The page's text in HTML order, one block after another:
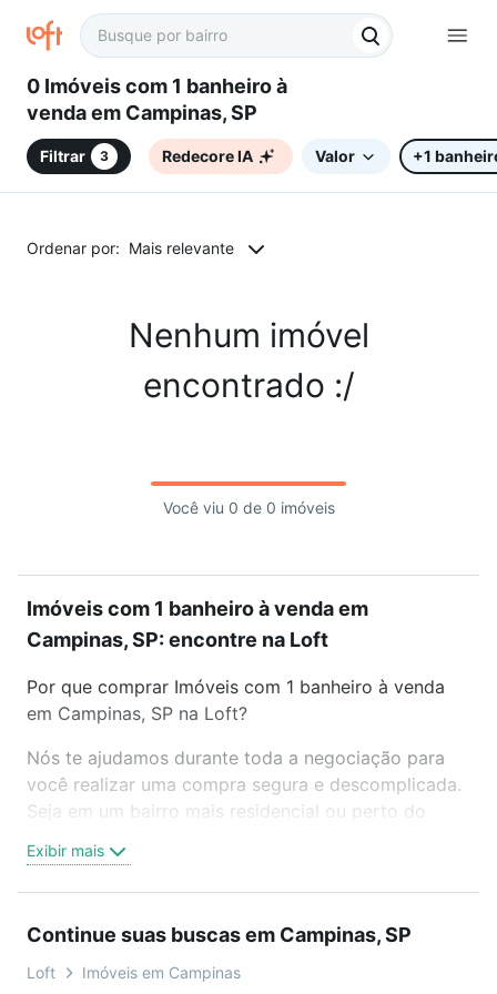
0 Imóveis com 1 banheiro à
venda em Campinas, SP
Filtrar 3 Redecore IA Valor +1
Ordenar por: Mais relevante
Nenhum imóvel
encontrado :/
Você viu 0 de 0 imóveis
Imóveis com 1 banheiro à venda em
Campinas, SP: encontre na Loft
Por que comprar Imóveis com 1 banheiro à venda
em Campinas, SP na Loft?
Nós te ajudamos durante toda a negociação para
você realizar uma compra segura e descomplicada.
Seja em um bairro mais residencial ou perto do
oferta ideal de Imóveis com 1 banheiro à venda em
Campinas, SP para conquistar seu sonho. Agende
sem compromisso e você ainda conta com mais de
46 mil corretores e imobiliárias te ajudando na
Exibir mais
Continue suas buscas em Campinas, SP
Loft Imóveis em Campinas